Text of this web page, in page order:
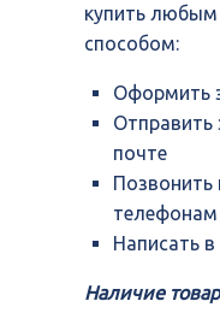
купить
способом:
Оформить
Отправить
почте
Позвонить
телефонам
Написать
Наличие